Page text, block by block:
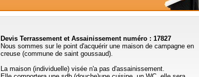
Devis Terrassement et Assainissement numéro : 17827
Nous sommes sur le point d'acquérir une maison de campagne en
creuse (commune de saint goussaud).
La maison (individuelle) visée n'a pas d'assainissement.